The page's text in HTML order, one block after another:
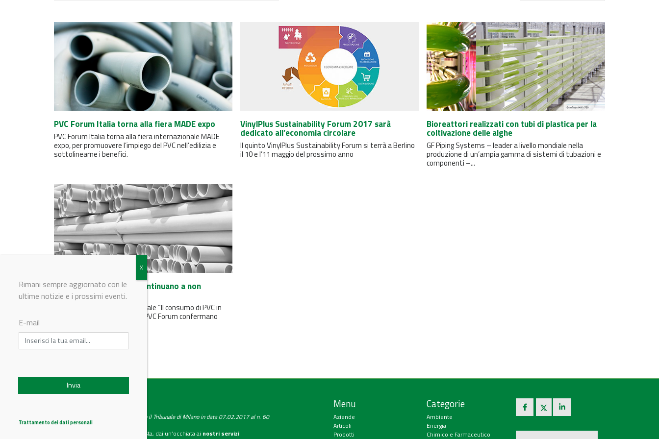
PVC Forum Italia torna alla fiera MADE expo
PVC Forum Italia torna alla fiera internazionale MADE
expo, per promuovere l’impiego del PVC nell’edilizia e
sottolinearne i benefici.
VinylPlus Sustainability Forum 2017 sarà
dedicato all’economia circolare
Il quinto VinylPlus Sustainability Forum si terrà a Berlino
il 10 e l’11 maggio del prossimo anno
Bioreattori realizzati con tubi di plastica per la
coltivazione delle alghe
GF Piping Systems – leader a livello mondiale nella
produzione di un’ampia gamma di sistemi di tubazioni e
componenti –...
PVC: i consumi in Italia continuano a non
decollare
I dati diffusi dallo studio annuale “Il consumo di PVC in
Italia – 2015” presentati dal PVC Forum confermano
Testata giornalistica registrata presso il Tribunale di Milano in data 07.02.2017 al n. 60
Se vuoi diventare nostro inserzionista, dai un’occhiata ai nostri servizi.
Menu
Aziende
Articoli
Prodotti
Categorie
Ambiente
Energia
Chimico e Farmaceutico
Rimani sempre aggiornato con le
ultime notizie e i prossimi eventi.
E-mail
Trattamento dei dati personali